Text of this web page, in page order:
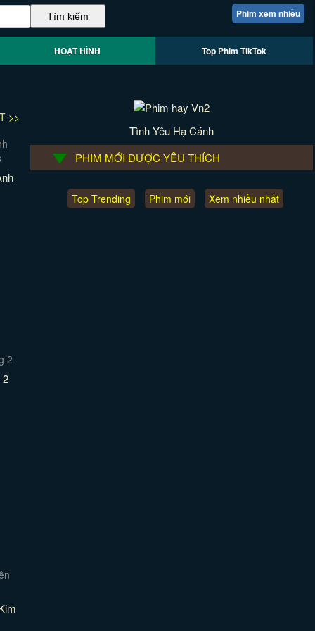
Phim xem nhiều
HOẠT HÌNH Top Phim TikTok
>>
2
Tình Yêu Hạ Cánh
PHIM MỚI ĐƯỢC YÊU THÍCH
Top Trending Phim mới Xem nhiều nhất